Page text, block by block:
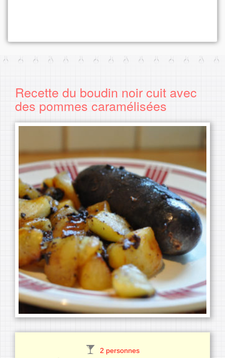
Recette du boudin noir cuit avec
des pommes caramélisées
2 personnes